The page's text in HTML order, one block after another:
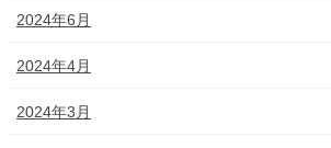
2024年6月
2024年4月
2024年3月